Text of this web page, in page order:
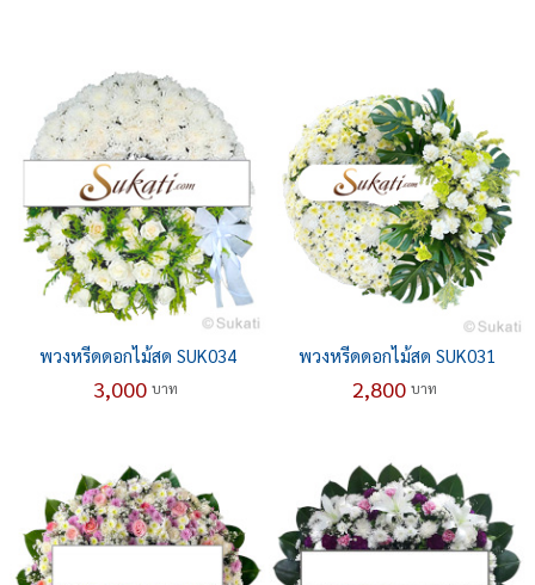
พวงหรีดดอกไม้สด SUK034
3,000 บาท
พวงหรีดดอกไม้สด SUK031
2,800 บาท